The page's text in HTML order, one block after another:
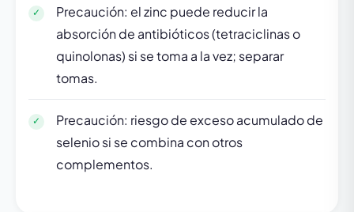
Precaución: el zinc puede reducir la
absorción de antibióticos (tetraciclinas o
quinolonas) si se toma a la vez; separar
tomas.
Precaución: riesgo de exceso acumulado de
selenio si se combina con otros
complementos.